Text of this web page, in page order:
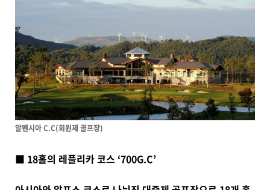
알펜시아 C.C(회원제 골프장)
■ 18홀의 레플리카 코스 ‘700G.C’